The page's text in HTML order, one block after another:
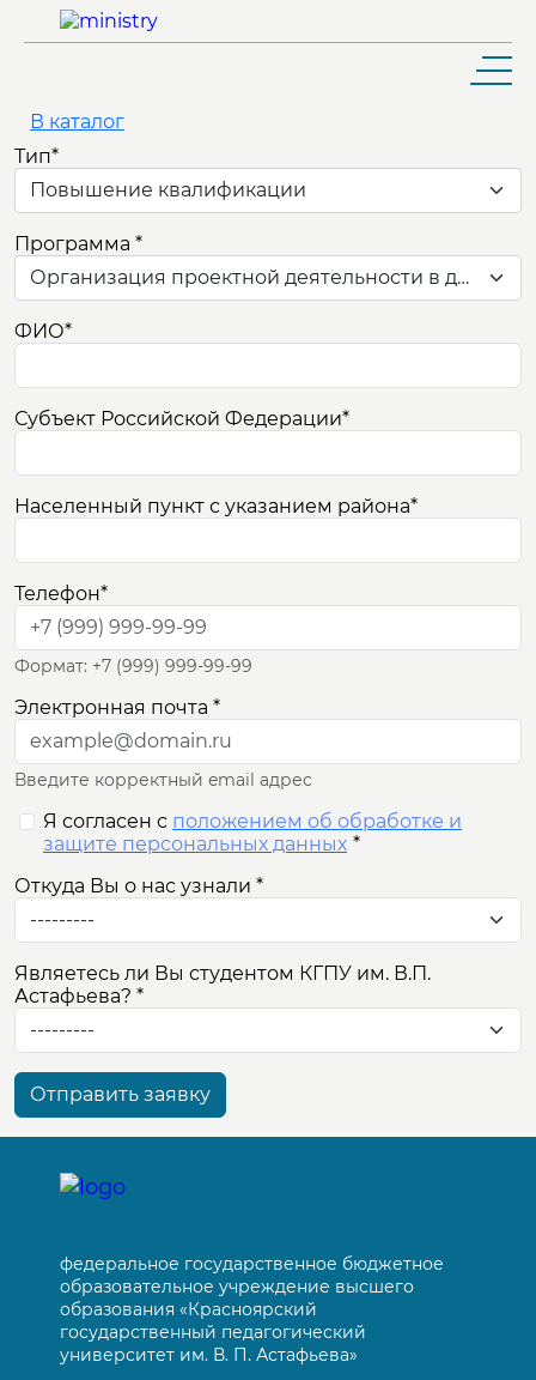
ШКОЛЬНИКУ И АБИТУРИЕНТУ
ОБУЧАЮЩЕМУСЯ
ВЫПУСКНИКУ
РАБОТНИКУ
ОБРАЗОВАНИЕ
НАУКА
INTERNATIONAL
ДОПОЛНИТЕЛЬНОЕ
ОБРАЗОВАНИЕ
В каталог
Тип*
Повышение квалификации
Программа *
Организация проектной деятельности в дошкольной образовательной организации
ФИО*
Субъект Российской Федерации*
Населенный пункт с указанием района*
Телефон*
Формат: +7 (999) 999-99-99
Электронная почта *
Введите корректный email адрес
Я согласен с положением об обработке и
защите персональных данных *
Откуда Вы о нас узнали *
Являетесь ли Вы студентом КГПУ им. В.П.
Астафьева? *
Отправить заявку
федеральное государственное бюджетное
образовательное учреждение высшего
образования «Красноярский
государственный педагогический
университет им. В. П. Астафьева»